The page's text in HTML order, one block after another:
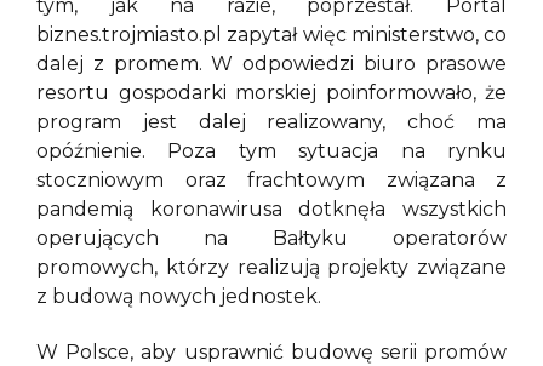
tym, jak na razie, poprzestał. Portal
biznes.trojmiasto.pl zapytał więc ministerstwo, co
dalej z promem. W odpowiedzi biuro prasowe
resortu gospodarki morskiej poinformowało, że
program jest dalej realizowany, choć ma
opóźnienie. Poza tym sytuacja na rynku
stoczniowym oraz frachtowym związana z
pandemią koronawirusa dotknęła wszystkich
operujących na Bałtyku operatorów
promowych, którzy realizują projekty związane
z budową nowych jednostek.
W Polsce, aby usprawnić budowę serii promów